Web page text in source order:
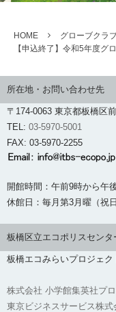
HOME
グローブクラ
【申込終了】令和5年度
所在地・お問い合わせ先
〒174-0063 東京都板橋区
TEL: 03-5970-5001
FAX: 03-5970-2255
開館時間：午前9時から午
休館日：毎月第3月曜（祝
板橋区立エコポリスセンタ
板橋エコみらいプロジェク
株式会社 小学館集英社プ
東京ビジネスサービス株式